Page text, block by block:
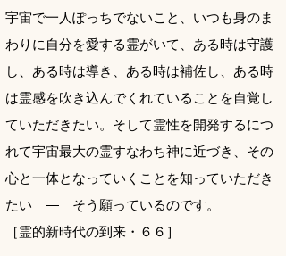
宇宙で一人ぽっちでないこと、いつも身のま
わりに自分を愛する霊がいて、ある時は守護
し、ある時は導き、ある時は補佐し、ある時
は霊感を吹き込んでくれていることを自覚し
ていただきたい。そして霊性を開発するにつ
れて宇宙最大の霊すなわち神に近づき、その
心と一体となっていくことを知っていただき
たい ― そう願っているのです。
［霊的新時代の到来・６６］